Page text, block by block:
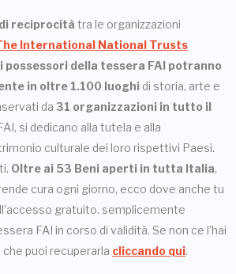
reciprocità tra le organizzazioni
International National Trusts
possessori della tessera FAI potranno
in oltre 1.100 luoghi di storia, arte e
da 31 organizzazioni in tutto il
si dedicano alla tutela e alla
culturale dei loro rispettivi Paesi.
Oltre ai 53 Beni aperti in tutta Italia,
cura ogni giorno, ecco dove anche tu
gratuito. semplicemente
FAI in corso di validità. Se non ce l’hai
puoi recuperarla cliccando qui.